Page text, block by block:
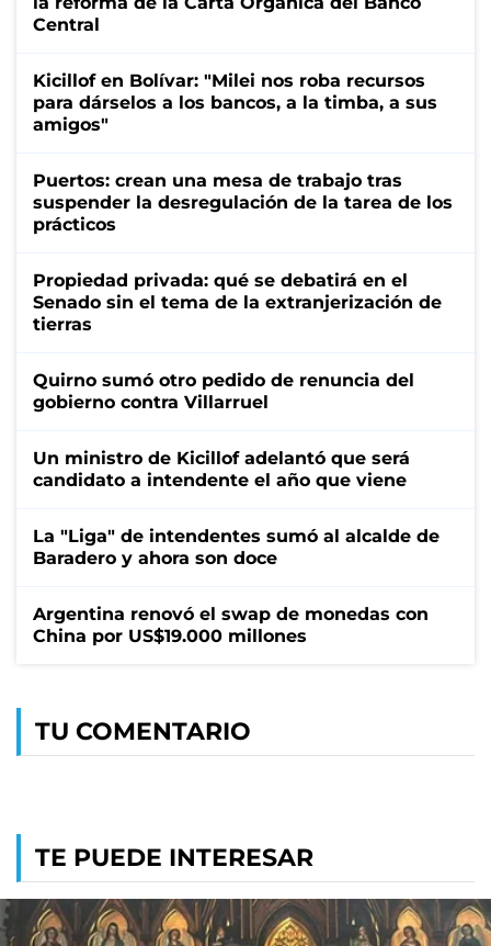
Central
Kicillof en Bolívar: "Milei nos roba recursos
para dárselos a los bancos, a la timba, a sus
amigos"
Puertos: crean una mesa de trabajo tras
suspender la desregulación de la tarea de los
prácticos
Propiedad privada: qué se debatirá en el
Senado sin el tema de la extranjerización de
tierras
Quirno sumó otro pedido de renuncia del
gobierno contra Villarruel
Un ministro de Kicillof adelantó que será
candidato a intendente el año que viene
La "Liga" de intendentes sumó al alcalde de
Baradero y ahora son doce
Argentina renovó el swap de monedas con
China por US$19.000 millones
TU COMENTARIO
TE PUEDE INTERESAR